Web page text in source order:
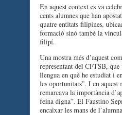
En aquest context es va
cents alumnes que han
quatre entitats filipines,
formació sinó també la
filipí.
Una mostra més d’aquest
representant del CFTSB,
llengua en què he estudiat i
les oportunitats”. I en
remarcava la importància
feina digna”. El Faustino
encaixar les mans de